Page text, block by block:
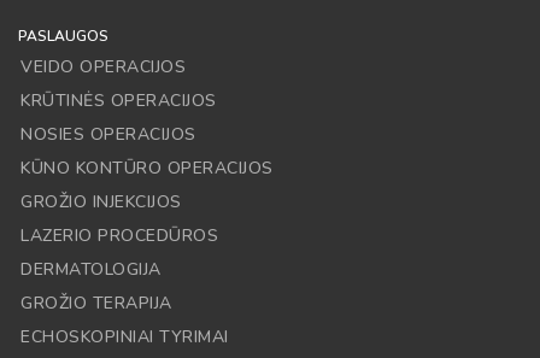
PASLAUGOS
VEIDO OPERACIJOS
KRŪTINĖS OPERACIJOS
NOSIES OPERACIJOS
KŪNO KONTŪRO OPERACIJOS
GROŽIO INJEKCIJOS
LAZERIO PROCEDŪROS
DERMATOLOGIJA
GROŽIO TERAPIJA
ECHOSKOPINIAI TYRIMAI